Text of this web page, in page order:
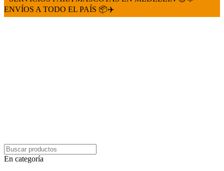
ENVÍOS A TODO EL PAÍS 📦✈️
En categoría